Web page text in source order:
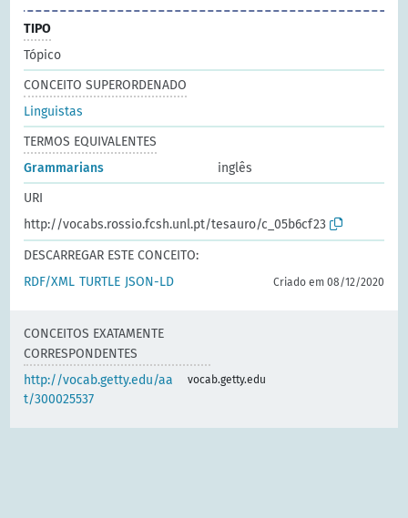
TIPO
Tópico
CONCEITO SUPERORDENADO
Linguistas
TERMOS EQUIVALENTES
Grammarians
inglês
URI
http://vocabs.rossio.fcsh.unl.pt/tesauro/c_05b6cf23
DESCARREGAR ESTE CONCEITO:
RDF/XML TURTLE JSON-LD Criado em 08/12/2020
CONCEITOS EXATAMENTE
CORRESPONDENTES
http://vocab.getty.edu/aa
t/300025537
vocab.getty.edu